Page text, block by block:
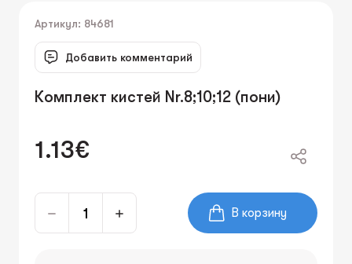
Артикул: 84681
Добавить комментарий
Комплект кистей Nr.8;10;12 (пони)
1.13€
В корзину